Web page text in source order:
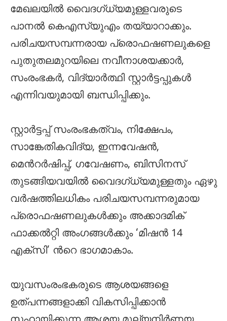
മേഖലയില്‍ വൈദഗ്ധ്യമുള്ളവരുടെ
പാനല്‍ കെഎസ്‌യുഎം തയ്യാറാക്കും.
പരിചയസമ്പന്നരായ പ്രൊഫഷണലുകളെ
പുതുതലമുറയിലെ നവീനാശയക്കാര്‍,
സംരംഭകര്‍, വിദ്യാര്‍ത്ഥി സ്റ്റാര്‍ട്ടപ്പുകള്‍
എന്നിവയുമായി ബന്ധിപ്പിക്കും.
സ്റ്റാര്‍ട്ടപ്പ് സംരംഭകത്വം, നിക്ഷേപം,
സാങ്കേതികവിദ്യ, ഇന്നവേഷന്‍,
മെന്‍റര്‍ഷിപ്പ്, ഗവേഷണം, ബിസിനസ്
തുടങ്ങിയവയില്‍ വൈദഗ്ധ്യമുള്ളതും ഏഴു
വര്‍ഷത്തിലധികം പരിചയസമ്പന്നരുമായ
പ്രൊഫഷണലുകള്‍ക്കും അക്കാദമിക്
ഫാക്കല്‍റ്റി അംഗങ്ങള്‍ക്കും ‘മിഷന്‍ 14
എക്സി’ ന്‍റെ ഭാഗമാകാം.
യുവസംരംഭകരുടെ ആശയങ്ങളെ
ഉത്പന്നങ്ങളാക്കി വികസിപ്പിക്കാന്‍